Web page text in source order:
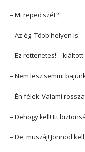
– Mi reped szét?
– Az ég. Több helyen is.
– Ez rettenetes! – kiáltott
– Nem lesz semmi
– Én félek. Valami
– Dehogy kell! Itt
– De, muszáj! Jönnöd